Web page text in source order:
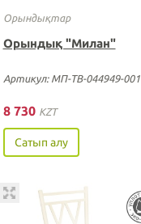
Орындықтар
Орындық "Милан"
Артикул: МП-ТВ-044949-001
8 730 KZT
Сатып алу